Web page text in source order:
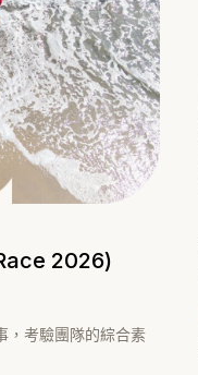
2026)
，考驗團隊的綜合素